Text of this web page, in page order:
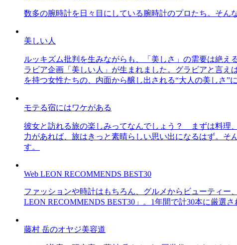
数多の腕時計を日々目にしている腕時計のプロたち。そん
美しい人
ルッキズム批判を生みながらも、「美しさ」の需要は絶
ラビア企画「美しい人」が生まれました。グラビアと言え
を持つ女性たちの、内面から醸し出される“大人の美しさ”
モテる宿にはワケがある
彼女と訪れる旅の楽しみってなんでしょう？ まずは料理
力があれば、旅はきっと素晴らしい思い出になるはず。そ
す。
Web LEON RECOMMENDS BEST30
ファッションや時計はもちろん、グルメからビューティー
LEON RECOMMENDS BEST30」。1年間で計30本に厳選
藤村 岳のオヤジ美容道